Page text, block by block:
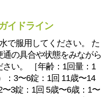
イドライン
で服用してください。 た
の具合や状態をみながら
い。 ［年齢：1回量：1
：3〜6錠：1回 11歳〜14
3錠：1回 5歳〜6歳：1〜